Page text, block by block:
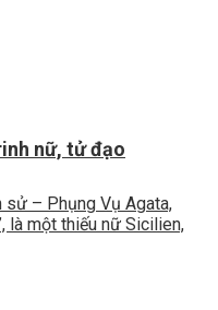
nữ, tử đạo
sử – Phụng Vụ Agata,
là một thiếu nữ Sicilien,